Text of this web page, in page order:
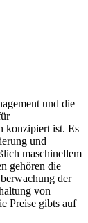
und die
konzipiert ist. Es
und
maschinellem
gehören die
der
von
Preise gibts auf